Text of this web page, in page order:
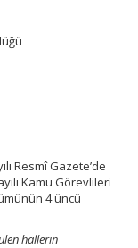
Resmî Gazete’de
Kamu Görevlileri
4 üncü
hallerin